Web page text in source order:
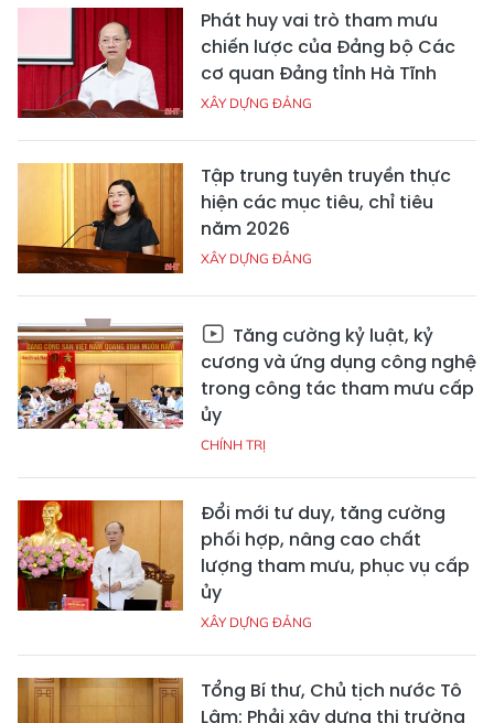
Phát huy vai trò tham mưu
chiến lược của Đảng bộ Các
cơ quan Đảng tỉnh Hà Tĩnh
XÂY DỰNG ĐẢNG
Tập trung tuyên truyền thực
hiện các mục tiêu, chỉ tiêu
năm 2026
XÂY DỰNG ĐẢNG
Tăng cường kỷ luật, kỷ
cương và ứng dụng công nghệ
trong công tác tham mưu cấp
ủy
CHÍNH TRỊ
Đổi mới tư duy, tăng cường
phối hợp, nâng cao chất
lượng tham mưu, phục vụ cấp
ủy
XÂY DỰNG ĐẢNG
Tổng Bí thư, Chủ tịch nước Tô
Lâm: Phải xây dựng thị trường